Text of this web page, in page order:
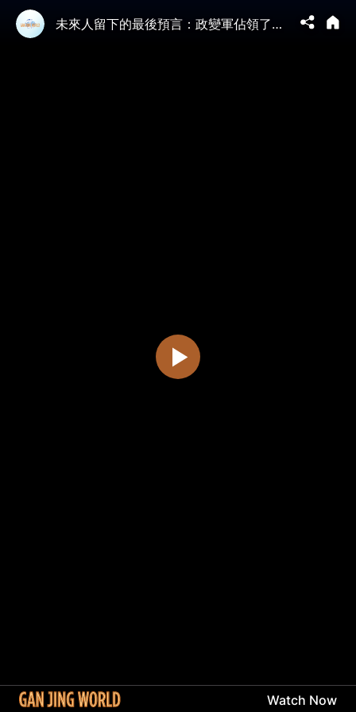
未來人留下的最後預言：政變軍佔領了最高人民法院和中國人民銀行！日本著名預言家松原照子說：中國將分裂成「聯邦制國家」！不再叫中華人民共和國！而是… #2026 #預言 #中國分裂 ｜琦玟街談巷說 214
Watch Now